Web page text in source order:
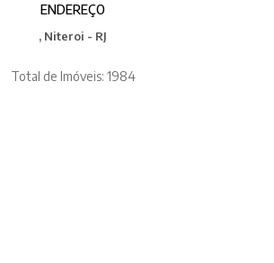
ENDEREÇO
, Niteroi - RJ
Total de Imóveis: 1984